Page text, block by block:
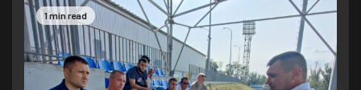
1 min read